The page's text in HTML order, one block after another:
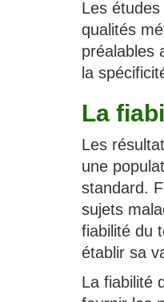
Les
qualités
préalables
la
La
Les
une
standard.
sujets
fiabilité du
établir sa
La fiabilité